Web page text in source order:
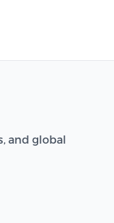
and global